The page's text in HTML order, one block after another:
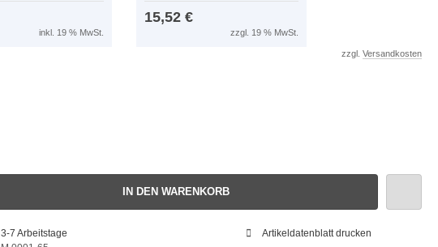
inkl. 19 % MwSt.
15,52 €
zzgl. 19 % MwSt.
zzgl. Versandkosten
IN DEN WARENKORB
3-7 Arbeitstage
Artikeldatenblatt drucken